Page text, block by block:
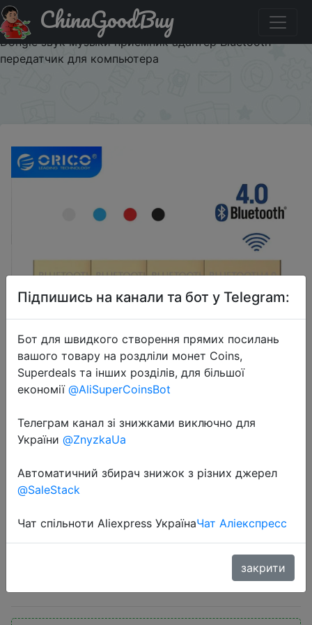
Паридбати з промокодом $3.4/3.42 ORICO БТА
беспроводной usb-адаптер bluetooth 4,0 Bluetooth
Dongle звук музыки приемник адаптер Bluetooth
передатчик для компьютера
ChinaGoodBuy
2020-07-15
ORICO БТА беспроводной usb-
адаптер bluetooth 4,0 Bluetooth
Dongle звук музыки приемник
компьютера
Підпишись на канали та бот у Telegram:
Бот для швидкого створення прямих посилань
вашого товару на роздліли монет Coins,
Superdeals та інших розділів, для більшої
економії @AliSuperCoinsBot
Телеграм канал зі знижками виключно для
України @ZnyzkaUa
Автоматичний збирач знижок з різних джерел
@SaleStack
Чат спільноти Aliexpress УкраїнаЧат Аліекспресс
закрити